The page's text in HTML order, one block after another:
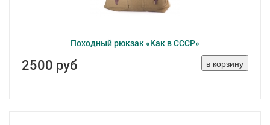
Походный рюкзак «Как в СССР»
2500 руб